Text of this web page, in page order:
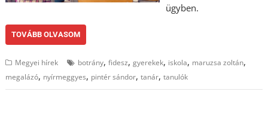
ügyben.
TOVÁBB OLVASOM
Megyei hírek botrány,fidesz,gyerekek, iskola, maruzsa zoltán,
megalázó, nyírmeggyes, pintér sándor,tanár,tanulók